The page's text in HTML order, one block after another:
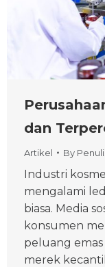
dan
Artikel By
Industri
mengalami
biasa. Media
konsumen
peluang
merek